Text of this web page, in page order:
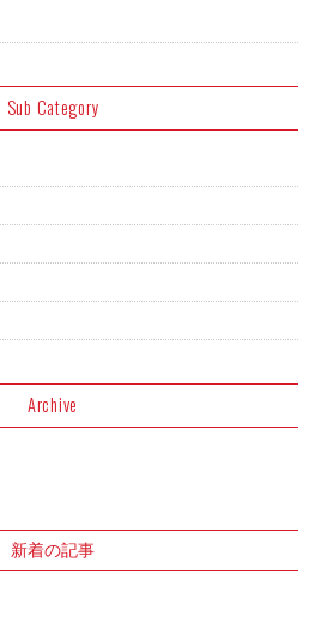
Sub Category
Archive
新着の記事